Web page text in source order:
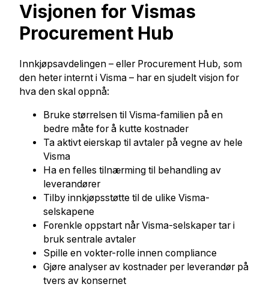
Visjonen for Vismas
Procurement Hub
Innkjøpsavdelingen – eller Procurement Hub, som
den heter internt i Visma – har en sjudelt visjon for
hva den skal oppnå:
Bruke størrelsen til Visma-familien på en
bedre måte for å kutte kostnader
Ta aktivt eierskap til avtaler på vegne av hele
Visma
Ha en felles tilnærming til behandling av
leverandører
Tilby innkjøpsstøtte til de ulike Visma-
selskapene
Forenkle oppstart når Visma-selskaper tar i
bruk sentrale avtaler
Spille en vokter-rolle innen compliance
Gjøre analyser av kostnader per leverandør på
tvers av konsernet